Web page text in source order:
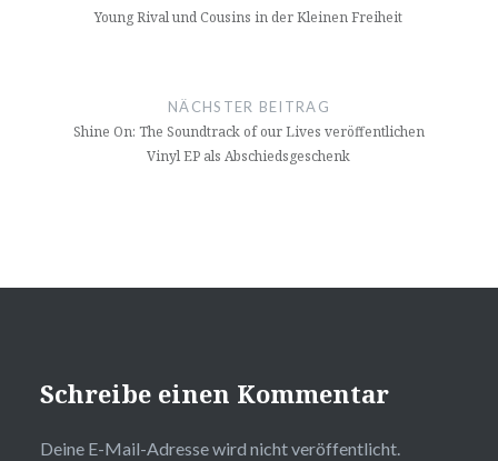
Young Rival und Cousins in der Kleinen Freiheit
NÄCHSTER BEITRAG
Shine On: The Soundtrack of our Lives veröffentlichen
Vinyl EP als Abschiedsgeschenk
Schreibe einen Kommentar
Deine E-Mail-Adresse wird nicht veröffentlicht.